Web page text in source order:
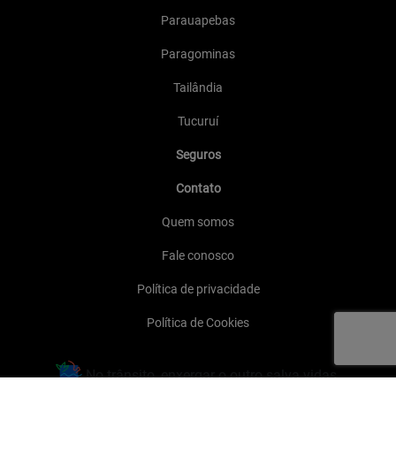
Parauapebas
Paragominas
Tailândia
Tucuruí
Seguros
Contato
Quem somos
Fale conosco
Política de privacidade
Política de Cookies
No trânsito, enxergar o outro salva vidas.